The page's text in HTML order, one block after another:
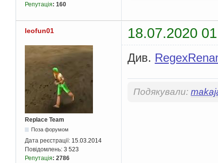
Репутація: 160
leofun01 18.07.2020
Replace Team
Поза форумом
Дата реєстрації: 15.03.2014
Повідомлень: 3 523
Репутація: 2786
Див.
Подякували: